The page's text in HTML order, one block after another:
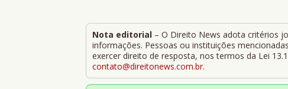
Nota editorial– O Direito News adota critérios
informações. Pessoas ou instituições
exercer direito de resposta, nos termos da Lei
contato@direitonews.com.br.